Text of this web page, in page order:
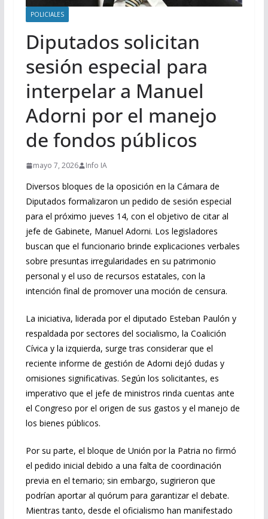
POLICIALES
Diputados solicitan
sesión especial para
interpelar a Manuel
Adorni por el manejo
de fondos públicos
mayo 7, 2026 Info IA
Diversos bloques de la oposición en la Cámara de
Diputados formalizaron un pedido de sesión especial
para el próximo jueves 14, con el objetivo de citar al
jefe de Gabinete, Manuel Adorni. Los legisladores
buscan que el funcionario brinde explicaciones verbales
sobre presuntas irregularidades en su patrimonio
personal y el uso de recursos estatales, con la
intención final de promover una moción de censura.
La iniciativa, liderada por el diputado Esteban Paulón y
respaldada por sectores del socialismo, la Coalición
Cívica y la izquierda, surge tras considerar que el
reciente informe de gestión de Adorni dejó dudas y
omisiones significativas. Según los solicitantes, es
imperativo que el jefe de ministros rinda cuentas ante
el Congreso por el origen de sus gastos y el manejo de
los bienes públicos.
Por su parte, el bloque de Unión por la Patria no firmó
el pedido inicial debido a una falta de coordinación
previa en el temario; sin embargo, sugirieron que
podrían aportar al quórum para garantizar el debate.
Mientras tanto, desde el oficialismo han manifestado